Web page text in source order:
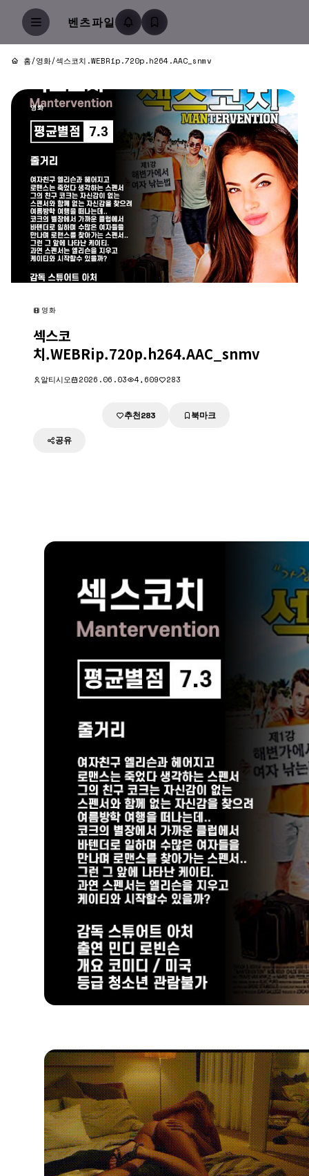
벤츠파일
홈/영화/섹스코치.WEBRip.720p.h264.AAC_snmv
영화
영화
섹스코
치.WEBRip.720p.h264.AAC_snmv
알티시오 2026.06.03 4,609 283
추천283 북마크
공유